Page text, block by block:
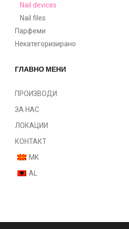
Nail devices
Nail files
Парфеми
Некатегоризирано
ГЛАВНО МЕНИ
ПРОИЗВОДИ
ЗА НАС
ЛОКАЦИИ
КОНТАКТ
MK
AL